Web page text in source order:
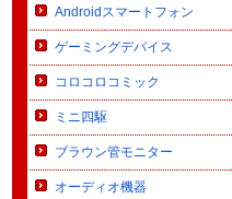
Androidスマートフォン
ゲーミングデバイス
コロコロコミック
ミニ四駆
ブラウン管モニター
オーディオ機器